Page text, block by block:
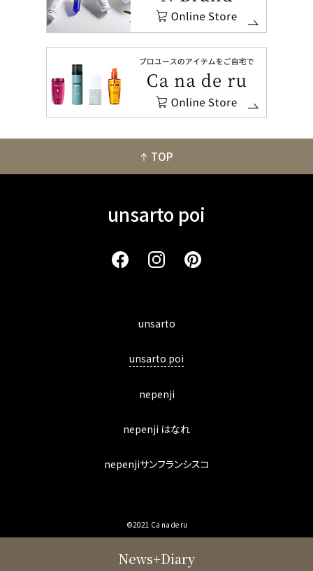
TOP
unsarto poi
unsarto
unsarto poi
nepenji
nepenji はなれ
nepenjiサンフランシスコ
©2021 Ca na de ru
News+Diary